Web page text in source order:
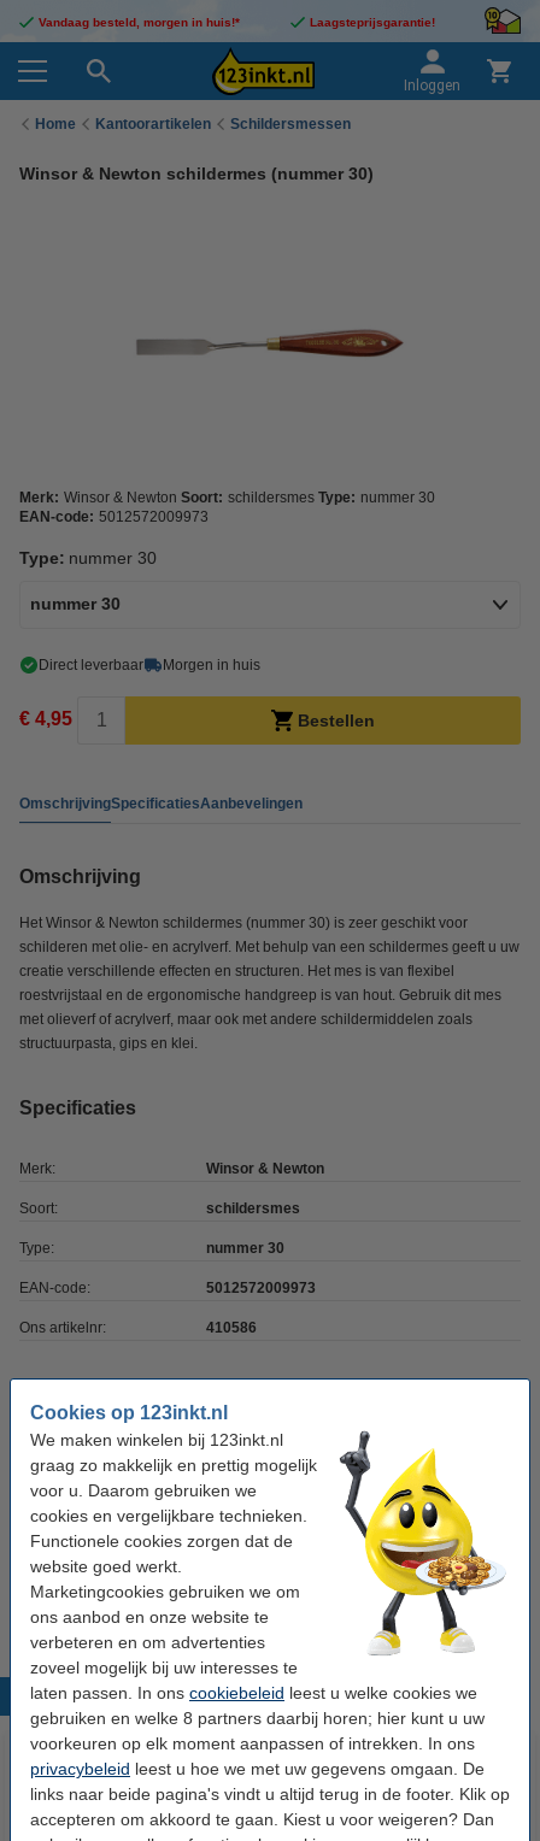
Cookies op 123inkt.nl
We maken winkelen bij 123inkt.nl
graag zo makkelijk en prettig mogelijk
voor u. Daarom gebruiken we
cookies en vergelijkbare technieken.
Functionele cookies zorgen dat de
website goed werkt.
Marketingcookies gebruiken we om
ons aanbod en onze website te
verbeteren en om advertenties
zoveel mogelijk bij uw interesses te
laten passen. In ons cookiebeleid leest u welke cookies we
gebruiken en welke 8 partners daarbij horen; hier kunt u uw
voorkeuren op elk moment aanpassen of intrekken. In ons
privacybeleid leest u hoe we met uw gegevens omgaan. De
links naar beide pagina's vindt u altijd terug in de footer. Klik op
accepteren om akkoord te gaan. Kiest u voor weigeren? Dan
Vandaag besteld, morgen in huis!* Laagsteprijsgarantie!
Inloggen
Home Kantoorartikelen Schildersmessen
Winsor & Newton schildermes (nummer 30)
Merk: Winsor & Newton Soort: schildersmes Type: nummer 30
EAN-code: 5012572009973
Type: nummer 30
nummer 30
Direct leverbaar Morgen in huis
€ 4,95 Bestellen
OmschrijvingSpecificatiesAanbevelingen
Omschrijving
Het Winsor & Newton schildermes (nummer 30) is zeer geschikt voor
schilderen met olie- en acrylverf. Met behulp van een schildermes geeft u uw
creatie verschillende effecten en structuren. Het mes is van flexibel
roestvrijstaal en de ergonomische handgreep is van hout. Gebruik dit mes
met olieverf of acrylverf, maar ook met andere schildermiddelen zoals
structuurpasta, gips en klei.
Specificaties
Merk: Winsor & Newton
Soort: schildersmes
Type: nummer 30
EAN-code: 5012572009973
Ons artikelnr: 410586
Winsor & Newton penseelreiniger (75 ml)
€ 6,95
Opties
Verf Canvasdoeken V erfpaletten
Schetspapier
Populaire producten